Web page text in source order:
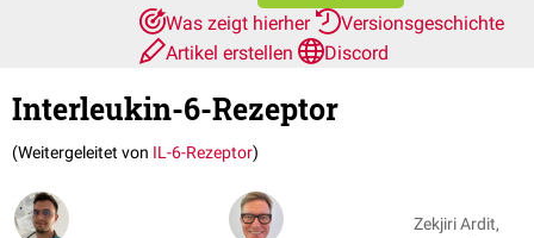
Was zeigt hierher
Versionsgeschichte
Artikel erstellen
Discord
Interleukin-6-Rezeptor
(Weitergeleitet von IL-6-Rezeptor)
Zekjiri Ardit,